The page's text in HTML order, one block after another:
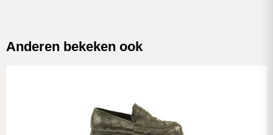
Anderen bekeken ook